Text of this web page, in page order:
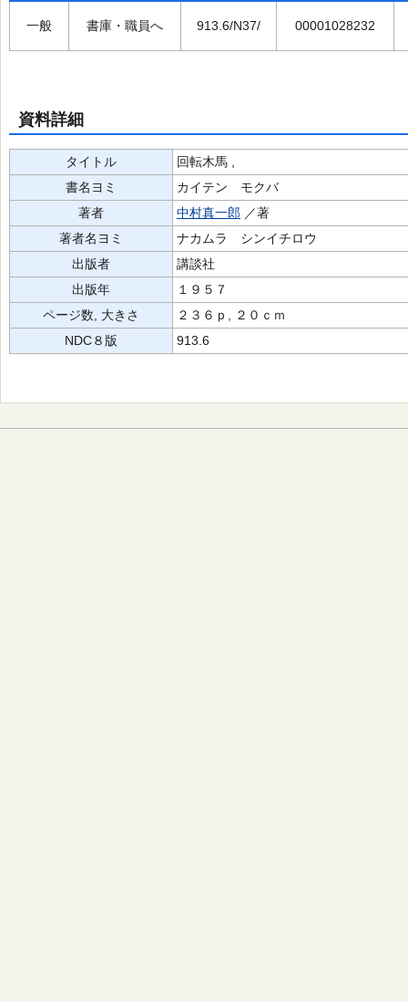
一般 書庫・職員へ 913.6/N37/ 00001028232
資料詳細
タイトル
回転木馬 ,
書名ヨミ
カイテン モクバ
著者
中村真一郎 ／著
著者名ヨミ
ナカムラ シンイチロウ
出版者
講談社
出版年
１９５７
ページ数, 大きさ
２３６ｐ, ２０ｃｍ
NDC８版
913.6